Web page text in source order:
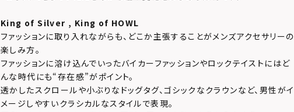
King of Silver , King of HOWL
ファッションに取り入れながらも、どこか主張することがメンズアクセサリーの
楽しみ方。
ファッションに溶け込んでいったバイカーファッションやロックテイストにはど
んな時代にも“存在感”がポイント。
透かしたスクロールや小ぶりなドッグタグ、ゴシックなクラウンなど、男性がイ
メージしやすいクラシカルなスタイルで表現。